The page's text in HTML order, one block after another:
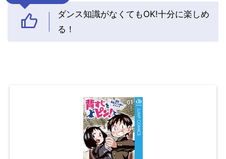
ダンス知識がなくてもOK!十分に楽しめ
る！